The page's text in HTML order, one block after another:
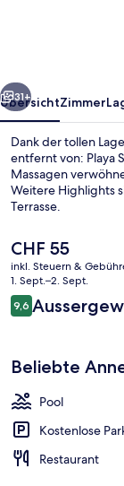
Weiter
31+
ÜbersichtZimmer
Dank der tollen
entfernt von: Playa
Massagen
Weitere Highlights
Terrasse.
Der
aktuelle
Preis
beträgt
CHF 55.
CHF 55
inkl. Steuern &
1. Sept.–2. Sept.
Bewertungen
9,69,6 von 10.
Beliebte
Pool
Kostenlose
Restaurant